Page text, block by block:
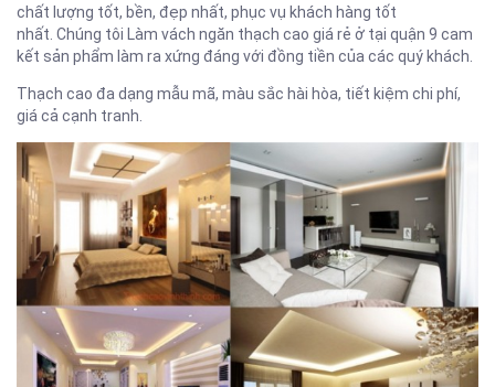
chất lượng tốt, bền, đẹp nhất, phục vụ khách hàng tốt
nhất. Chúng tôi Làm vách ngăn thạch cao giá rẻ ở tại quận 9 cam
kết sản phẩm làm ra xứng đáng với đồng tiền của các quý khách.
Thạch cao đa dạng mẫu mã, màu sắc hài hòa, tiết kiệm chi phí,
giá cả cạnh tranh.